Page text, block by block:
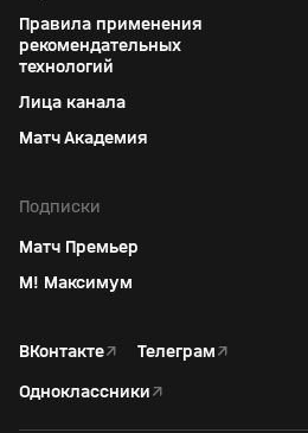
Правила применения
рекомендательных
технологий
Лица канала
Матч Академия
Подписки
Матч Премьер
М! Максимум
ВКонтакте↗ Телеграм↗
Одноклассники↗